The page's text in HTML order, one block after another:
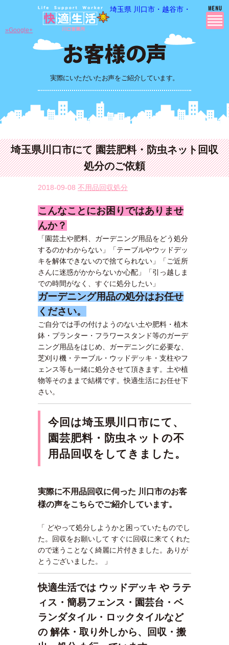
埼玉県 川口市・越谷市・さいたま
実際にいただいたお声をご紹介しています。
»Google+
埼玉県川口市にて 園芸肥料・防虫ネット回収
処分のご依頼
2018-09-08 不用品回収処分
こんなことにお困りではありませ
んか？
「園芸土や肥料、ガーデニング用品をどう処分
するのかわからない」「テーブルやウッドデッ
キを解体できないので捨てられない」「ご近所
さんに迷惑がかからないか心配」「引っ越しま
での時間がなく、すぐに処分したい」
ガーデニング用品の処分はお任せ
ください。
ご自分では手の付けようのない土や肥料・植木
鉢・プランター・フラワースタンド等のガーデ
ニング用品をはじめ、ガーデニングに必要な、
芝刈り機・テーブル・ウッドデッキ・支柱やフ
ェンス等も一緒に処分させて頂きます。土や植
物等そのままで結構です。快適生活にお任せ下
さい。
今回は埼玉県川口市にて、
園芸肥料・防虫ネットの不
用品回収をしてきました。
実際に不用品回収に伺った 川口市のお客
様の声をこちらでご紹介しています。
「 どやって処分しようかと困っていたものでし
た。回収をお願いして すぐに回収に来てくれた
ので迷うことなく綺麗に片付きました。ありが
とうございました。 」
快適生活では ウッドデッキ や ラテ
ィス・簡易フェンス・園芸台・ベ
ランダタイル・ロックタイルなど
の 解体・取り外しから、回収・搬